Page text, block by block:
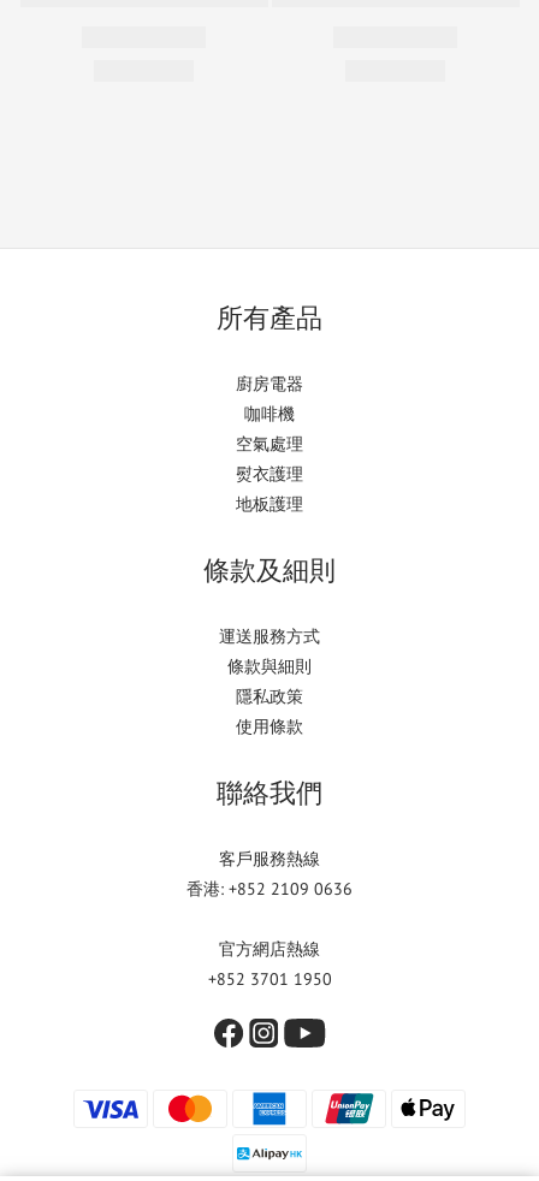
所有產品
廚房電器
咖啡機
空氣處理
熨衣護理
地板護理
條款及細則
運送服務方式
條款與細則
隱私政策
使用條款
聯絡我們
客戶服務熱線
香港: +852 2109 0636
官方網店熱線
+852 3701 1950